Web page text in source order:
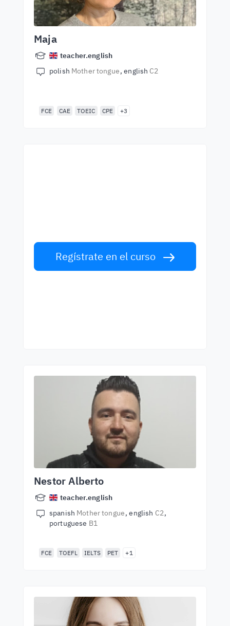
Maja
teacher.english
polish Mother tongue english C2
FCE CAE TOEIC CPE +3
Regístrate en el curso
Nestor Alberto
teacher.english
spanish Mother tongue english C2
portuguese B1
FCE TOEFL IELTS PET +1